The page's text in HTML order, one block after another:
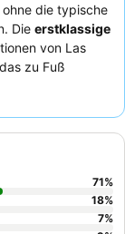
die typische
Die erstklassige
von Las
zu Fuß
besonderes
empfiehlt es
das nicht zur
71%
18%
7%